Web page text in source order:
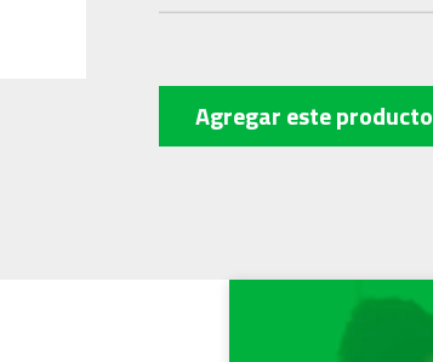
Agregar este producto